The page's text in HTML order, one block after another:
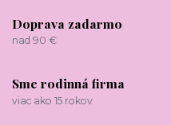
Doprava zadarmo
nad 90 €
Sme rodinná firma
viac ako 15 rokov